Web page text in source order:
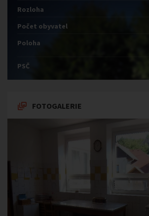
Rozloha
Počet obyvatel
Poloha
PSČ
FOTOGALERIE